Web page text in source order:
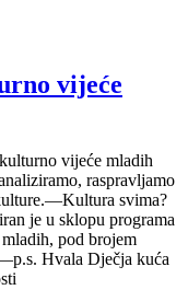
vijeće
vijeće mladih
raspravljamo
svima?
je u sklopu programa
pod brojem
Hvala Dječja kuća